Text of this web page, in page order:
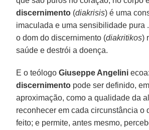
discernimento (diakrisis) é uma
imaculada e uma sensibilidade pura
o dom do discernimento (diakritikos)
saúde e destrói a doença.
E o teólogoGiuseppe Angelini
discernimento pode ser definido,
aproximação, como a qualidade da
reconhecer em cada circunstância o
feito; e permite, antes mesmo,